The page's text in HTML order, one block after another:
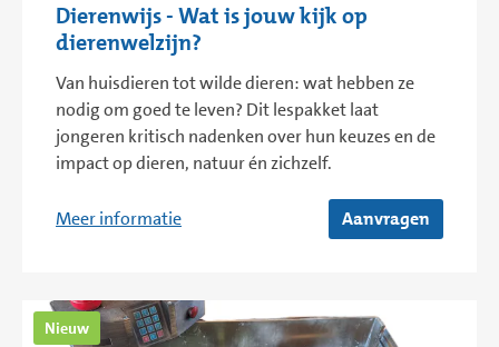
Dierenwijs - Wat is jouw kijk op
dierenwelzijn?
Van huisdieren tot wilde dieren: wat hebben ze
nodig om goed te leven? Dit lespakket laat
jongeren kritisch nadenken over hun keuzes en de
impact op dieren, natuur én zichzelf.
Meer informatie Aanvragen
Nieuw